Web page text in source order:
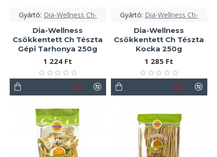
Gyártó: Dia-Wellness Ch-
Dia-Wellness
Csökkentett Ch Tészta
Gépi Tarhonya 250g
1 224 Ft
Gyártó: Dia-Wellness Ch-
Dia-Wellness
Csökkentett Ch Tészta
Kocka 250g
1 285 Ft